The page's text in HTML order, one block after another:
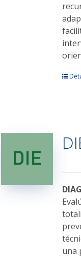
Este
Las
en
la
de
una